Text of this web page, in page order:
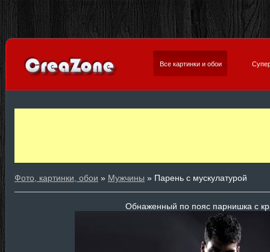
Все картинки и обои
Фото, картинки, обои » Мужчины » Парень с мускулатурой
Обнаженный по пояс парнишка с